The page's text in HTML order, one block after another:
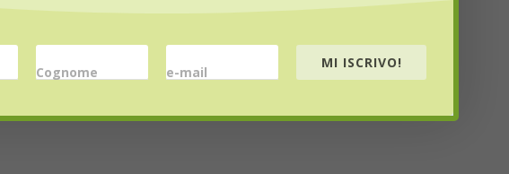
Cognome e-mail
MI ISCRIVO!